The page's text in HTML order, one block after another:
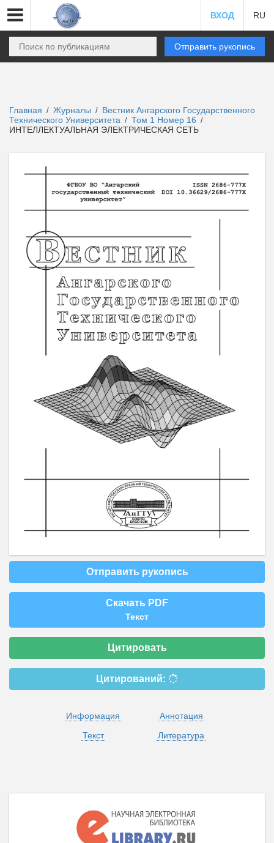
ВХОД RU
Отправить рукопись
Главная / Журналы / Вестник Ангарского Государственного
Технического Университета / Том 1 Номер 16 /
ИНТЕЛЛЕКТУАЛЬНАЯ ЭЛЕКТРИЧЕСКАЯ СЕТЬ
Отправить рукопись
Скачать PDF
Текст
Цитировать
Цитирований:
Информация
Аннотация
Текст
Литература